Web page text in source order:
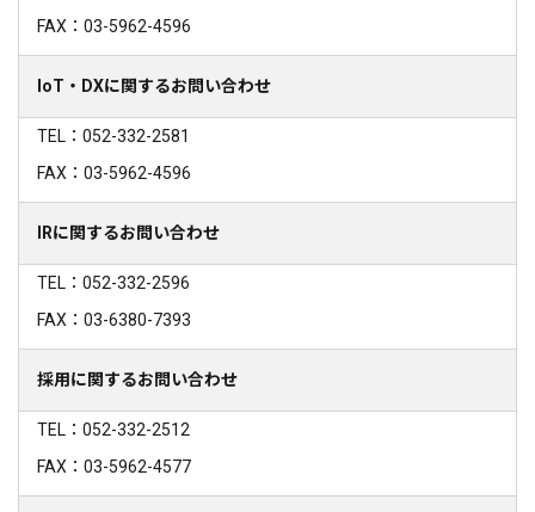
FAX：03-5962-4596
IoT・DXに関するお問い合わせ
TEL：052-332-2581
FAX：03-5962-4596
IRに関するお問い合わせ
TEL：052-332-2596
FAX：03-6380-7393
採用に関するお問い合わせ
TEL：052-332-2512
FAX：03-5962-4577